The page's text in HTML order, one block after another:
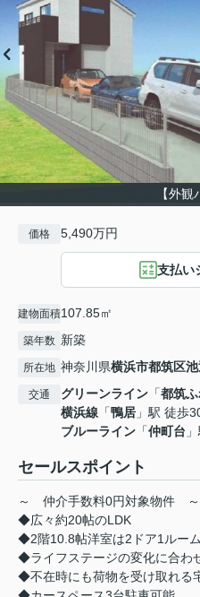
【外観
価格 5,490万円
支払い
建物面積107.85㎡
築年数 新築
所在地 神奈川県横浜市都筑区
交通 グリーンライン 「都筑
横浜線 「鴨居 」駅 徒歩
ブルーライン 「仲町台
セールスポイント
～ 仲介手数料0円対象物件 ～
◆広々約20帖のLDK
◆2階10.8帖洋室は2ドア1ルーム
◆ライフステージの変化に合わ
◆不在時にも荷物を受け取れる